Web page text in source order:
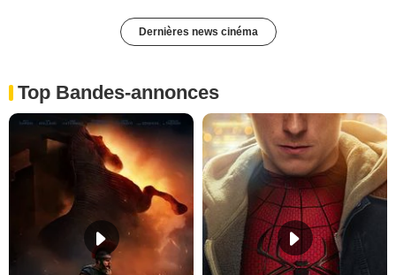
Dernières news cinéma
Top Bandes-annonces